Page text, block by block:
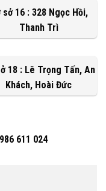
sở 16 : 328 Ngọc Hồi,
Thanh Trì
18 : Lê Trọng Tấn, An
Khách, Hoài Đức
611 024